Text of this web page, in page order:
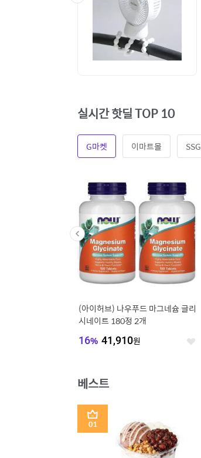
실시간 핫딜 TOP 10
G마켓 이마트몰 SSG
(아이허브) 나우푸드 마그네슘 글리
시네이트 180정 2개
16% 41,910원 좋
베스트
1